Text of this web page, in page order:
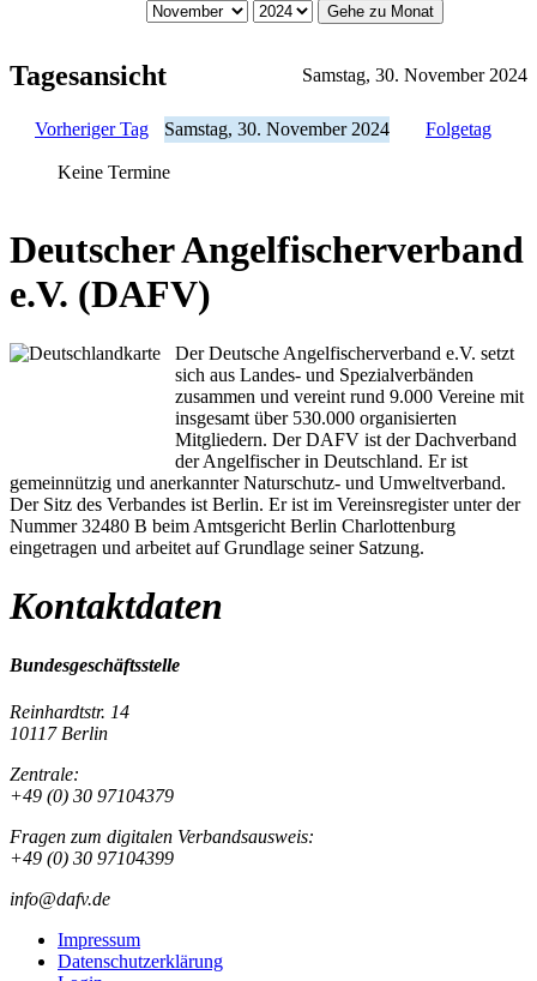
Gehe zu Monat
Tagesansicht Samstag, 30. November 2024
Vorheriger Tag Samstag, 30. November 2024 Folgetag
Keine Termine
Deutscher Angelfischerverband
e.V. (DAFV)
Der Deutsche Angelfischerverband e.V. setzt
sich aus Landes- und Spezialverbänden
zusammen und vereint rund 9.000 Vereine mit
insgesamt über 530.000 organisierten
Mitgliedern. Der DAFV ist der Dachverband
der Angelfischer in Deutschland. Er ist
gemeinnützig und anerkannter Naturschutz- und Umweltverband.
Der Sitz des Verbandes ist Berlin. Er ist im Vereinsregister unter der
Nummer 32480 B beim Amtsgericht Berlin Charlottenburg
eingetragen und arbeitet auf Grundlage seiner Satzung.
Kontaktdaten
Bundesgeschäftsstelle
Reinhardtstr. 14
10117 Berlin
Zentrale:
+49 (0) 30 97104379
Fragen zum digitalen Verbandsausweis:
+49 (0) 30 97104399
info@dafv.de
Impressum
Datenschutzerklärung